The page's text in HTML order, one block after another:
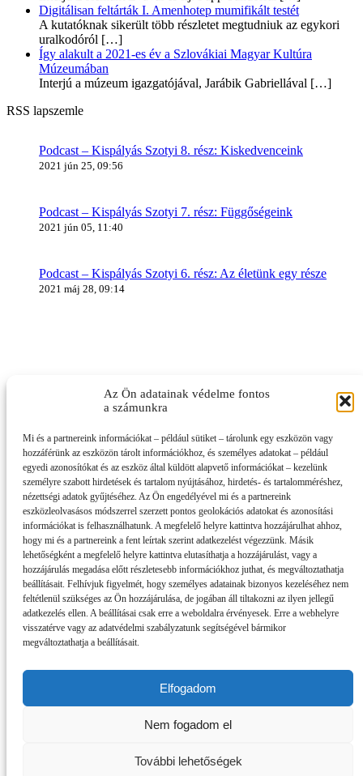
Az Ön adatainak védelme fontos
a számunkra
Mi és a partnereink információkat – például sütiket – tárolunk egy eszközön vagy
hozzáférünk az eszközön tárolt információkhoz, és személyes adatokat – például
egyedi azonosítókat és az eszköz által küldött alapvető információkat – kezelünk
személyre szabott hirdetések és tartalom nyújtásához, hirdetés- és tartalomméréshez,
nézettségi adatok gyűjtéséhez. Az Ön engedélyével mi és a partnereink
eszközleolvasásos módszerrel szerzett pontos geolokációs adatokat és azonosítási
információkat is felhasználhatunk. A megfelelő helyre kattintva hozzájárulhat ahhoz,
hogy mi és a partnereink a fent leírtak szerint adatkezelést végezzünk. Másik
lehetőségként a megfelelő helyre kattintva elutasíthatja a hozzájárulást, vagy a
hozzájárulás megadása előtt részletesebb információkhoz juthat, és megváltoztathatja
beállításait. Felhívjuk figyelmét, hogy személyes adatainak bizonyos kezeléséhez nem
feltétlenül szükséges az Ön hozzájárulása, de jogában áll tiltakozni az ilyen jellegű
adatkezelés ellen. A beállításai csak erre a weboldalra érvényesek. Erre a webhelyre
visszatérve vagy az adatvédelmi szabályzatunk segítségével bármikor
megváltoztathatja a beállításait.
Elfogadom
Nem fogadom el
További lehetőségek
Digitálisan feltárták I. Amenhotep mumifikált testét
A kutatóknak sikerült több részletet megtudniuk az egykori
uralkodóról […]
Így alakult a 2021-es év a Szlovákiai Magyar Kultúra
Múzeumában
Interjú a múzeum igazgatójával, Jarábik Gabriellával […]
RSS lapszemle
Podcast – Kispályás Szotyi 8. rész: Kiskedvenceink
2021 jún 25, 09:56
Podcast – Kispályás Szotyi 7. rész: Függőségeink
2021 jún 05, 11:40
Podcast – Kispályás Szotyi 6. rész: Az életünk egy része
2021 máj 28, 09:14